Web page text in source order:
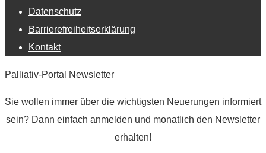
Datenschutz
Barrierefreiheitserklärung
Kontakt
Palliativ-Portal Newsletter
Sie wollen immer über die wichtigsten Neuerungen informiert
sein? Dann einfach anmelden und monatlich den Newsletter
erhalten!